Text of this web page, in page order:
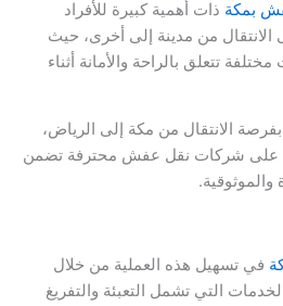
بمكة ذات أهمية كبيرة للأفراد
الانتقال من مدينة إلى أخرى، حيث
تتعلق بالراحة والأمانة أثناء
الانتقال من مكة إلى الرياض،
على شركات نقل عفش محترفة تضمن
في تسهيل هذه العملية من خلال
التي تشمل التعبئة والتفريغ